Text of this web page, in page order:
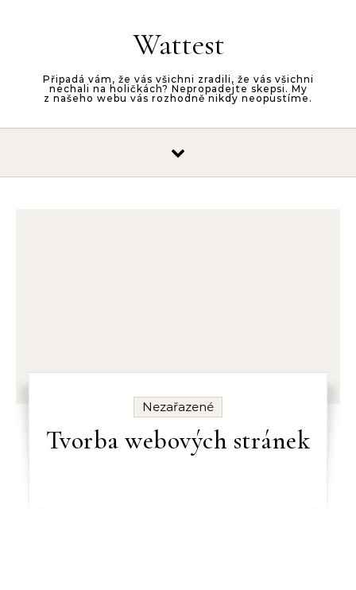
Wattest
Připadá vám, že vás všichni zradili, že vás všichni
nechali na holičkách? Nepropadejte skepsi. My
z našeho webu vás rozhodně nikdy neopustíme.
Nezařazené
Tvorba webových stránek